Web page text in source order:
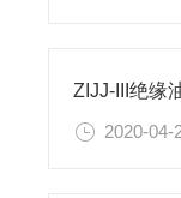
2020-04-